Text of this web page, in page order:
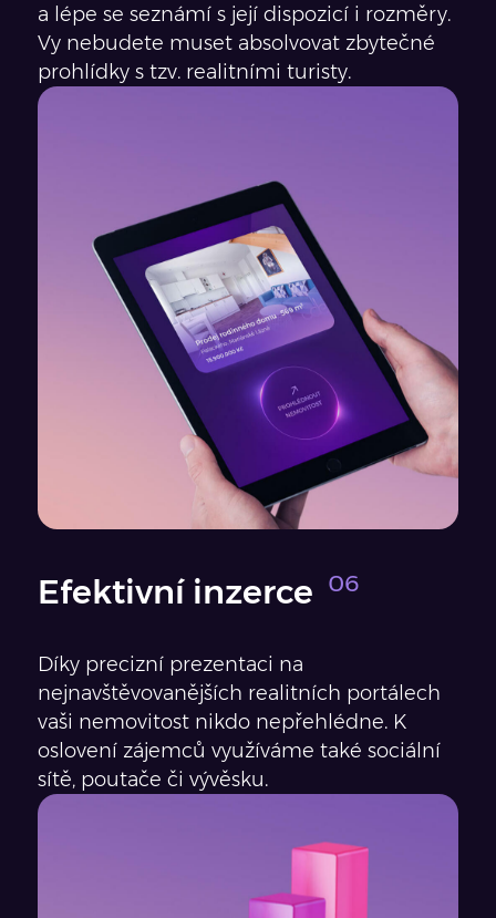
a lépe se seznámí s její dispozicí i rozměry.
Vy nebudete muset absolvovat zbytečné
prohlídky s tzv. realitními turisty.
Efektivní inzerce
Díky precizní prezentaci na
nejnavštěvovanějších realitních portálech
vaši nemovitost nikdo nepřehlédne. K
oslovení zájemců využíváme také sociální
sítě, poutače či vývěsku.